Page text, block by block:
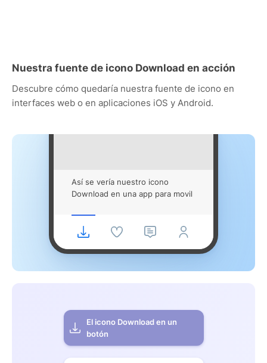
Nuestra fuente de icono Download en acción
Descubre cómo quedaría nuestra fuente de icono en
interfaces web o en aplicaciones iOS y Android.
Así se vería nuestro icono
Download en una app para movil
El icono Download en un
botón